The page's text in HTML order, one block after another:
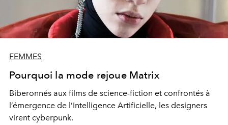
FEMMES
Pourquoi la mode rejoue Matrix
Biberonnés aux films de science-fiction et confrontés à
l’émergence de l’Intelligence Artificielle, les designers
virent cyberpunk.